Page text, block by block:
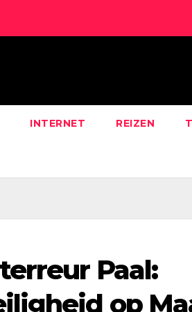
INTERNET REIZEN
Paal:
op